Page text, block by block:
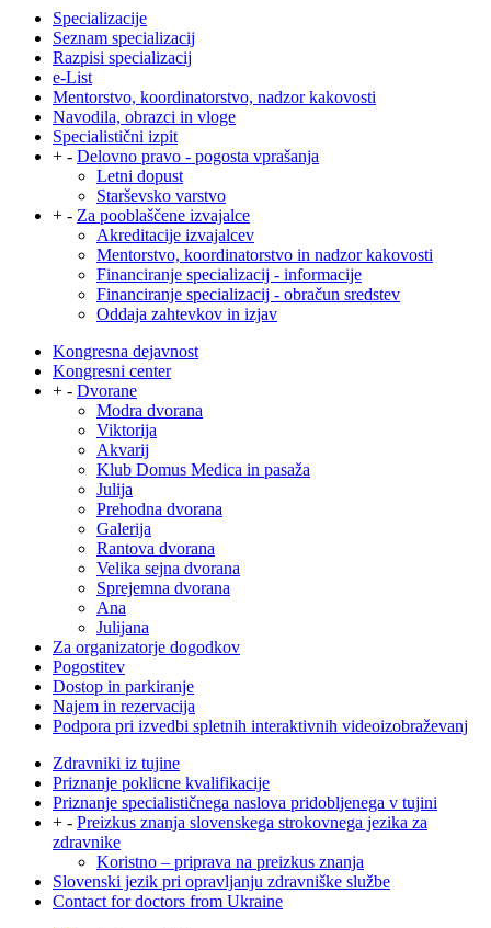
Specializacije
Seznam specializacij
Razpisi specializacij
e-List
Mentorstvo, koordinatorstvo, nadzor kakovosti
Navodila, obrazci in vloge
Specialistični izpit
+ - Delovno pravo - pogosta vprašanja
Letni dopust
Starševsko varstvo
+ - Za pooblaščene izvajalce
Akreditacije izvajalcev
Mentorstvo, koordinatorstvo in nadzor kakovosti
Financiranje specializacij - informacije
Financiranje specializacij - obračun sredstev
Oddaja zahtevkov in izjav
Kongresna dejavnost
Kongresni center
+ - Dvorane
Modra dvorana
Viktorija
Akvarij
Klub Domus Medica in pasaža
Julija
Prehodna dvorana
Galerija
Rantova dvorana
Velika sejna dvorana
Sprejemna dvorana
Ana
Julijana
Za organizatorje dogodkov
Pogostitev
Dostop in parkiranje
Najem in rezervacija
Podpora pri izvedbi spletnih interaktivnih videoizobraževanj
Zdravniki iz tujine
Priznanje poklicne kvalifikacije
Priznanje specialističnega naslova pridobljenega v tujini
+ - Preizkus znanja slovenskega strokovnega jezika za
zdravnike
Koristno – priprava na preizkus znanja
Slovenski jezik pri opravljanju zdravniške službe
Contact for doctors from Ukraine